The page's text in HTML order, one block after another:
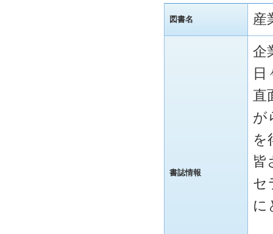
図書名 産
書誌情報
企
直
が
を
皆
セ
に